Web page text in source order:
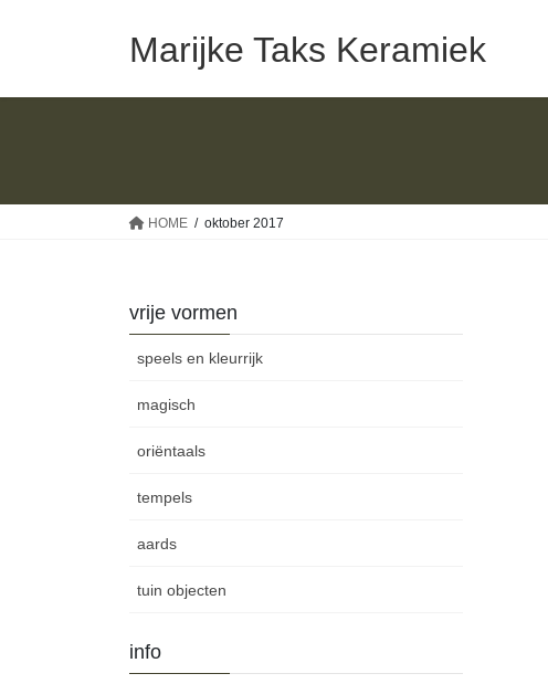
Marijke Taks Keramiek
HOME oktober 2017
vrije vormen
speels en kleurrijk
magisch
oriëntaals
tempels
aards
tuin objecten
info